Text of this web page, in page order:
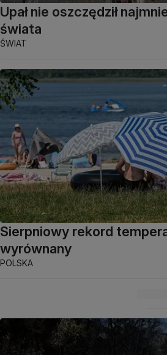
Upał nie oszczędził
świata
ŚWIAT
Sierpniowy rekord
wyrównany
POLSKA